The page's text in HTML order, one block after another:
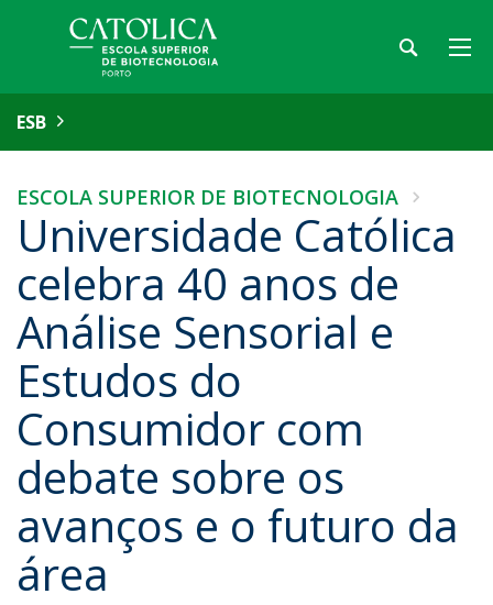
ESB
ESCOLA SUPERIOR DE BIOTECNOLOGIA
Universidade Católica
celebra 40 anos de
Análise Sensorial e
Estudos do
Consumidor com
debate sobre os
avanços e o futuro da
área